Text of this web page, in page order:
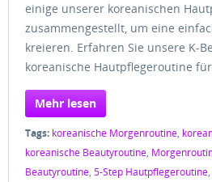
einige unserer koreanischen
zusammengestellt, um eine
kreieren. Erfahren Sie unsere K-
koreanische Hautpflegeroutine
Mehr lesen
Tags: koreanische Morgenroutine,
koreanische Beautyroutine,
Beautyroutine, 5-Step Hautpflegeroutine,